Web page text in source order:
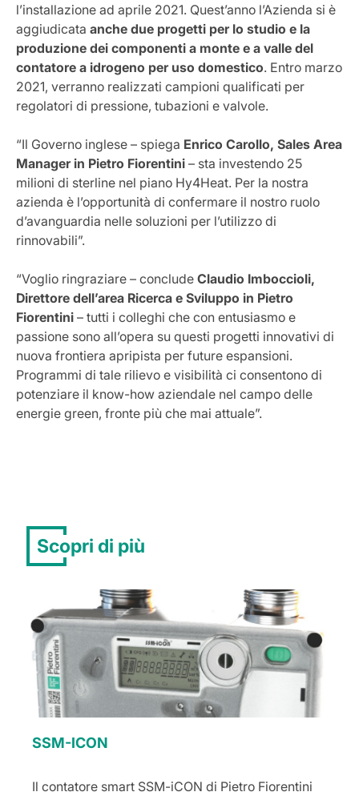
l’installazione ad aprile 2021. Quest’anno l’Azienda si è
aggiudicata anche due progetti per lo studio e la
produzione dei componenti a monte e a valle del
contatore a idrogeno per uso domestico. Entro marzo
2021, verranno realizzati campioni qualificati per
regolatori di pressione, tubazioni e valvole.
“Il Governo inglese – spiega Enrico Carollo, Sales Area
Manager in Pietro Fiorentini – sta investendo 25
milioni di sterline nel piano Hy4Heat. Per la nostra
azienda è l’opportunità di confermare il nostro ruolo
d’avanguardia nelle soluzioni per l’utilizzo di
rinnovabili”.
“Voglio ringraziare – conclude Claudio Imboccioli,
Direttore dell’area Ricerca e Sviluppo in Pietro
Fiorentini – tutti i colleghi che con entusiasmo e
passione sono all’opera su questi progetti innovativi di
nuova frontiera apripista per future espansioni.
Programmi di tale rilievo e visibilità ci consentono di
potenziare il know-how aziendale nel campo delle
energie green, fronte più che mai attuale”.
Scopri di più
SSM-ICON
Il contatore smart SSM-iCON di Pietro Fiorentini